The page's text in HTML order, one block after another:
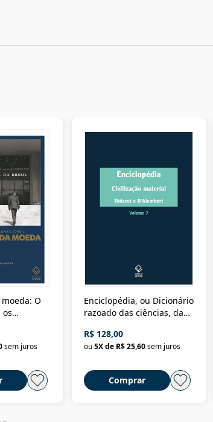
O
os
sem juros
Enciclopédia, ou Dicionário
razoado das ciências, das
Civilização material
R$ 128,00
ou5X de R$ 25,60sem juros
Comprar